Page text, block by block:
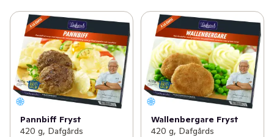
Pannbiff Fryst
420 g, Dafgårds
Wallenbergare Fryst
420 g, Dafgårds